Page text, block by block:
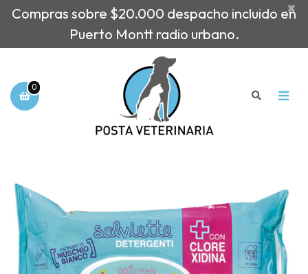
Compras sobre $20.000 despacho incluido en
Puerto Montt radio urbano.
×
0